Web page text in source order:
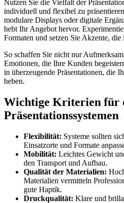
Nutzen Sie die Vielfalt der
individuell und flexibel zu
modulare Displays oder digitale
hebt Ihr Angebot hervor.
Formaten und setzen Sie Akzente,
So schaffen Sie nicht nur
Emotionen, die Ihre Kunden
in überzeugende Präsentationen, die
heben.
Wichtige Kriterien für
Präsentationssystemen
Flexibilität: Systeme sollten
Einsatzorte und Formate
Mobilität: Leichtes Gewicht
den Transport und Aufbau.
Qualität der Materialien:
Materialien vermitteln
gute Haptik.
Druckqualität: Klare und